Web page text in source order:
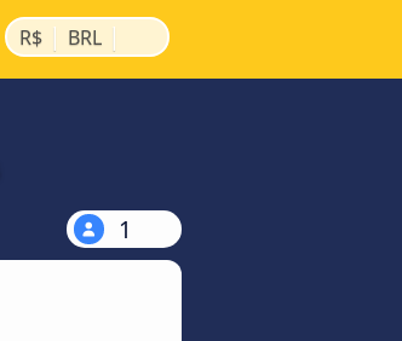
R$ | BRL |
1